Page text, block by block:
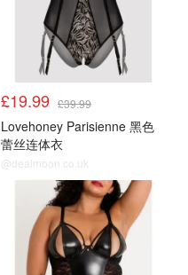
£19.99 £39.99
Lovehoney Parisienne 黑色
蕾丝连体衣
@dealmoon.co.uk